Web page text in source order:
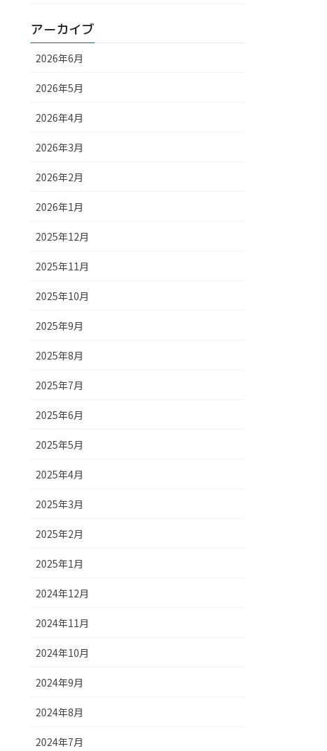
アーカイブ
2026年6月
2026年5月
2026年4月
2026年3月
2026年2月
2026年1月
2025年12月
2025年11月
2025年10月
2025年9月
2025年8月
2025年7月
2025年6月
2025年5月
2025年4月
2025年3月
2025年2月
2025年1月
2024年12月
2024年11月
2024年10月
2024年9月
2024年8月
2024年7月